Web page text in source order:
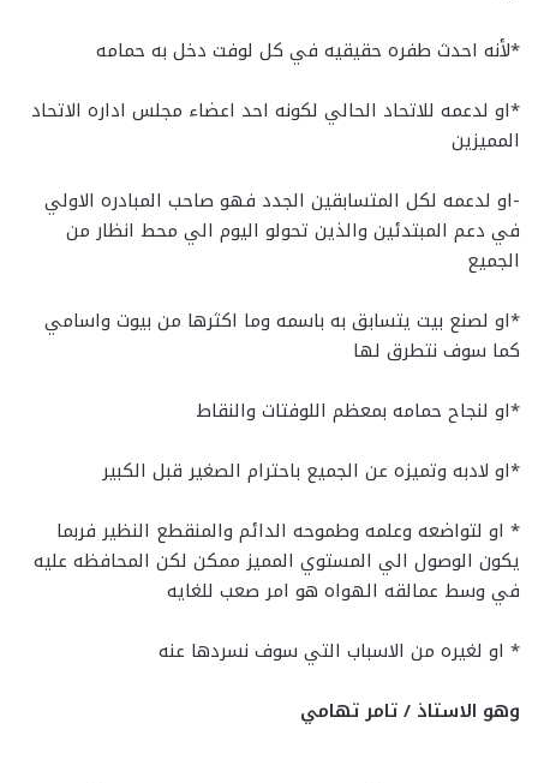
*لأنه احدث طفره حقيقيه في كل لوفت دخل به حمامه
*او لدعمه للاتحاد الحالي لكونه احد اعضاء مجلس اداره الاتحاد
المميزين
-او لدعمه لكل المتسابقين الجدد فهو صاحب المبادره الاولي
في دعم المبتدئين والذين تحولو اليوم الي محط انظار من
الجميع
*او لصنع بيت يتسابق به باسمه وما اكثرها من بيوت واسامي
كما سوف نتطرق لها
*او لنجاح حمامه بمعظم اللوفتات والنقاط
*او لادبه وتميزه عن الجميع باحترام الصغير قبل الكبير
* او لتواضعه وعلمه وطموحه الدائم والمنقطع النظير فربما
يكون الوصول الي المستوي المميز ممكن لكن المحافظه عليه
في وسط عمالقه الهواه هو امر صعب للغايه
* او لغيره من الاسباب التي سوف نسردها عنه
وهو الاستاذ / تامر تهامي